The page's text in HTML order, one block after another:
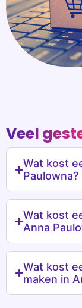
Paulowna?
Wat kost
Wat kost